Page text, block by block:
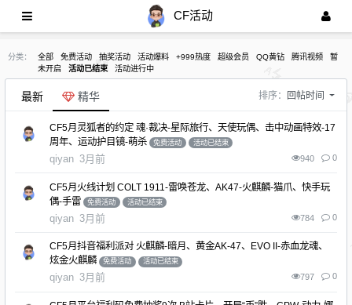
CF活动
分类： 全部 免费活动 抽奖活动 活动爆料 +999热度 超级会员 QQ黄钻 腾讯视频
暂
未开启
活动已结束 活动进行中
最新 精华 排序： 回帖时间
CF5月灵狐者的约定 魂·裁决-星际旅行、天使玩偶、击中动画特效-17
周年、运动护目镜-萌杀
免费活动 活动已结束
qiyan 3月前 940 0
CF5月火线计划 COLT 1911-雷唤苍龙、AK47-火麒麟-猫爪、快手玩
偶-手雷
免费活动 活动已结束
qiyan 3月前 784 0
CF5月抖音福利派对 火麒麟-暗月、黄金AK-47、EVO II-赤血龙魂、
炫金火麒麟
免费活动 活动已结束
qiyan 3月前 797 0